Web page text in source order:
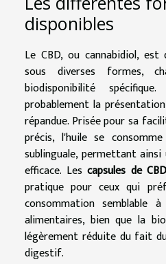
disponibles
Le CBD, ou cannabidiol,
sous diverses formes,
biodisponibilité
probablement la
répandue. Prisée pour sa
précis, l'huile se
sublinguale, permettant
efficace. Lescapsules de CBD
pratique pour ceux qui
consommation semblable
alimentaires, bien que la
légèrement réduite du fait
digestif.